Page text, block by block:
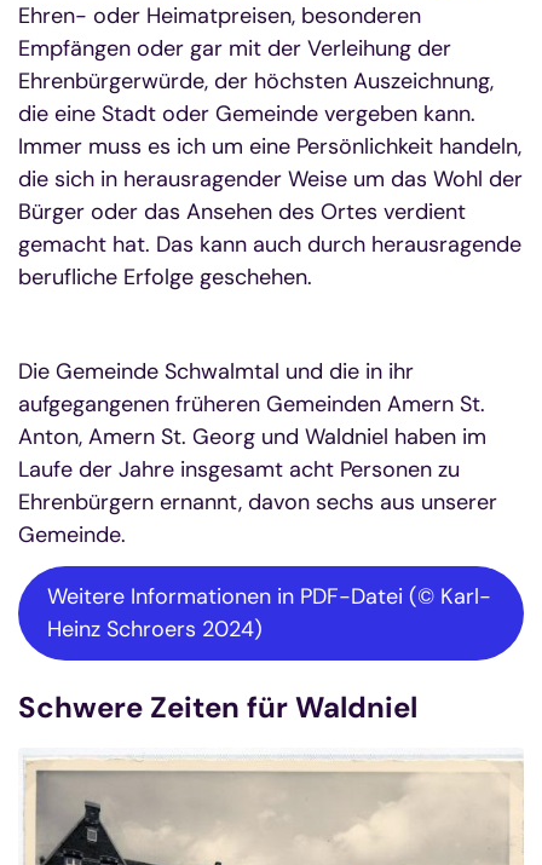
Ehren- oder Heimatpreisen, besonderen
Empfängen oder gar mit der Verleihung der
Ehrenbürgerwürde, der höchsten Auszeichnung,
die eine Stadt oder Gemeinde vergeben kann.
Immer muss es ich um eine Persönlichkeit handeln,
die sich in herausragender Weise um das Wohl der
Bürger oder das Ansehen des Ortes verdient
gemacht hat. Das kann auch durch herausragende
berufliche Erfolge geschehen.
Die Gemeinde Schwalmtal und die in ihr
aufgegangenen früheren Gemeinden Amern St.
Anton, Amern St. Georg und Waldniel haben im
Laufe der Jahre insgesamt acht Personen zu
Ehrenbürgern ernannt, davon sechs aus unserer
Gemeinde.
Weitere Informationen in PDF-Datei (© Karl-
Heinz Schroers 2024)
Schwere Zeiten für Waldniel